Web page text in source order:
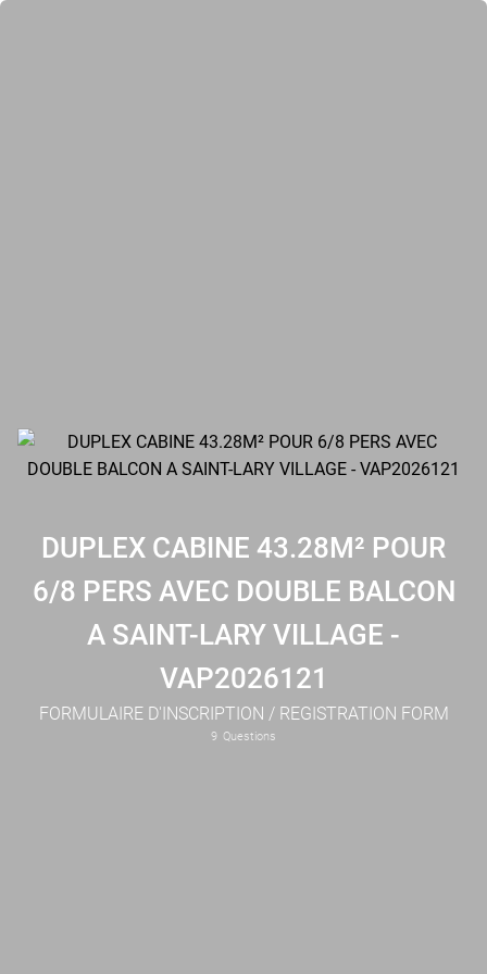
DUPLEX CABINE 43.28M² POUR
6/8 PERS AVEC DOUBLE BALCON
A SAINT-LARY VILLAGE -
VAP2026121
FORMULAIRE D'INSCRIPTION / REGISTRATION FORM
9 Questions
CABINE 43.28M² POUR 6/8 PERS AVEC